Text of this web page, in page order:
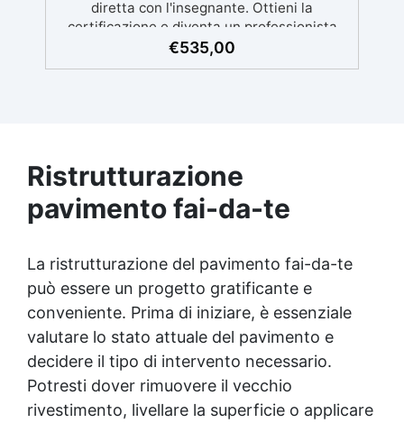
€535,00
Ristrutturazione
pavimento fai-da-te
La ristrutturazione del pavimento fai-da-te
può essere un progetto gratificante e
conveniente. Prima di iniziare, è essenziale
valutare lo stato attuale del pavimento e
decidere il tipo di intervento necessario.
Potresti dover rimuovere il vecchio
rivestimento, livellare la superficie o applicare